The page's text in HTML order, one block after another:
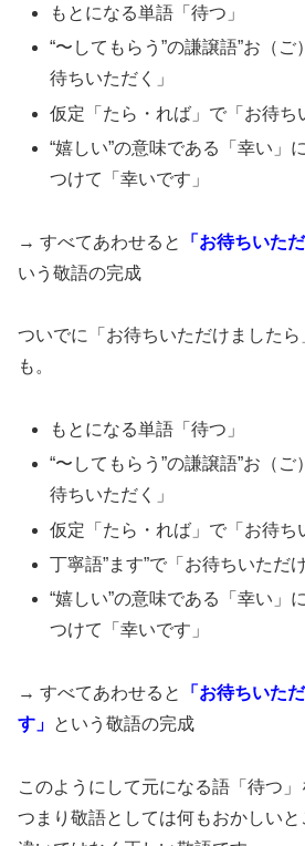
もとになる単語「待つ」
“〜してもらう”の謙譲語”お（ご
待ちいただく」
仮定「たら・れば」で「お待ち
“嬉しい”の意味である「幸い」
つけて「幸いです」
→ すべてあわせると 「お待ちいた
いう敬語の完成
ついでに「お待ちいただけました
も。
もとになる単語「待つ」
“〜してもらう”の謙譲語”お（ご
待ちいただく」
仮定「たら・れば」で「お待ち
丁寧語”ます”で「お待ちいただ
“嬉しい”の意味である「幸い」
つけて「幸いです」
→ すべてあわせると
「お待ちいた
す」 という敬語の完成
このようにして元になる語「待つ」
つまり敬語としては何もおかしい